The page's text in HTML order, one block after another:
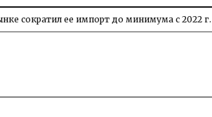
dropdown
menu
menu
сократил ее импорт до минимума с 2022 г.